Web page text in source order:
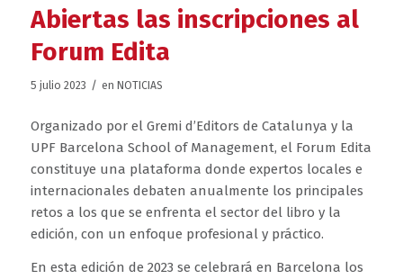
Abiertas las inscripciones al
Forum Edita
5 julio 2023 / en NOTICIAS
Organizado por el Gremi d’Editors de Catalunya y la
UPF Barcelona School of Management, el Forum Edita
constituye una plataforma donde expertos locales e
internacionales debaten anualmente los principales
retos a los que se enfrenta el sector del libro y la
edición, con un enfoque profesional y práctico.
En esta edición de 2023 se celebrará en Barcelona los